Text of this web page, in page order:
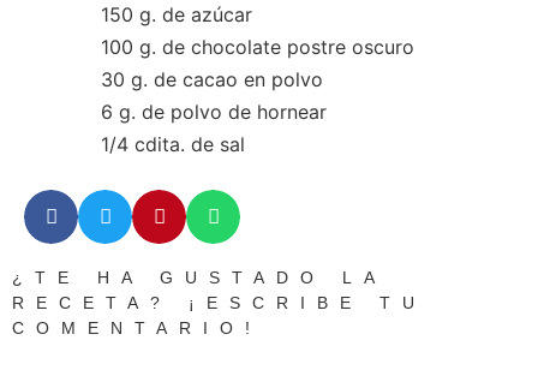
150 g. de azúcar
100 g. de chocolate postre oscuro
30 g. de cacao en polvo
6 g. de polvo de hornear
1/4 cdita. de sal
¿TE HA GUSTADO LA
RECETA? ¡ESCRIBE TU
COMENTARIO!